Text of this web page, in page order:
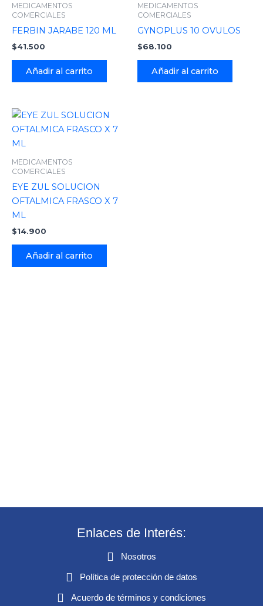
MEDICAMENTOS
COMERCIALES
FERBIN JARABE 120 ML
$41.500
Añadir al carrito
MEDICAMENTOS
COMERCIALES
GYNOPLUS 10 OVULOS
$68.100
Añadir al carrito
MEDICAMENTOS
COMERCIALES
EYE ZUL SOLUCION
OFTALMICA FRASCO X 7
ML
$14.900
Añadir al carrito
Enlaces de Interés:
Nosotros
Política de protección de datos
Acuerdo de términos y condiciones